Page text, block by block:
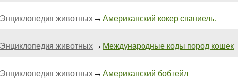
Энциклопедия животных → Американский кокер спаниель.
Энциклопедия животных → Международные коды пород кошек
Энциклопедия животных → Американский бобтейл